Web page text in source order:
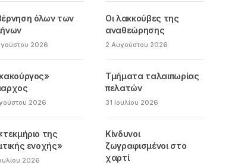
όλων των
2026
Οι λακκούβες της
αναθεώρησης
2 Αυγούστου 2026
2026
Τμήματα ταλαιπωρίας
πελατών
31 Ιουλίου 2026
της
ενοχής»
2026
Κίνδυνοι
ζωγραφισμένοι στο
χαρτί